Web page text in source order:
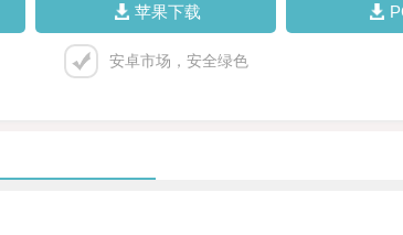
苹果下载
安卓市场，安全绿色